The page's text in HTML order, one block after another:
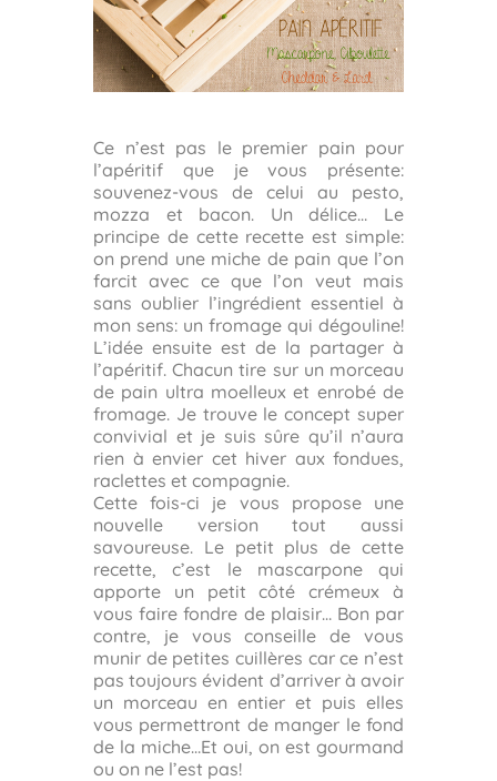
Ce n’est pas le premier pain pour
l’apéritif que je vous présente:
souvenez-vous de celui au pesto,
mozza et bacon. Un délice… Le
principe de cette recette est simple:
on prend une miche de pain que l’on
farcit avec ce que l’on veut mais
sans oublier l’ingrédient essentiel à
mon sens: un fromage qui dégouline!
L’idée ensuite est de la partager à
l’apéritif. Chacun tire sur un morceau
de pain ultra moelleux et enrobé de
fromage. Je trouve le concept super
convivial et je suis sûre qu’il n’aura
rien à envier cet hiver aux fondues,
raclettes et compagnie.
Cette fois-ci je vous propose une
nouvelle version tout aussi
savoureuse. Le petit plus de cette
recette, c’est le mascarpone qui
apporte un petit côté crémeux à
vous faire fondre de plaisir… Bon par
contre, je vous conseille de vous
munir de petites cuillères car ce n’est
pas toujours évident d’arriver à avoir
un morceau en entier et puis elles
vous permettront de manger le fond
de la miche…Et oui, on est gourmand
ou on ne l’est pas!